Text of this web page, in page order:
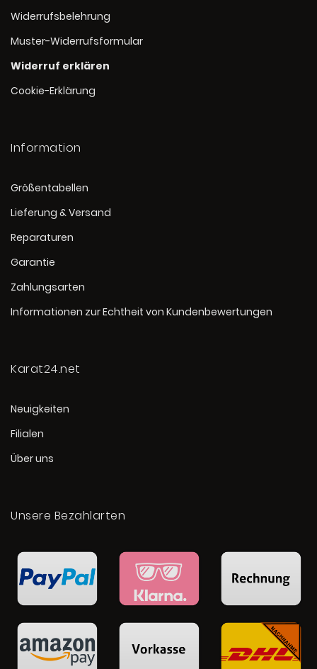
Widerrufsbelehrung
Muster-Widerrufsformular
Widerruf erklären
Cookie-Erklärung
Information
Größentabellen
Lieferung & Versand
Reparaturen
Garantie
Zahlungsarten
Informationen zur Echtheit von Kundenbewertungen
Karat24.net
Neuigkeiten
Filialen
Über uns
Unsere Bezahlarten